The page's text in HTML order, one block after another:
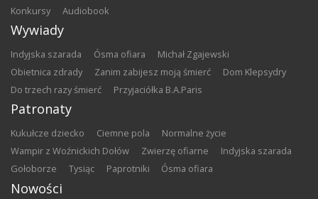
konkursy
audiobook
Wywiady
Indyjska szarada Ósma ofiara
Michał Zgajewski
Obietnica zdrady
Zanim zabijesz moją śmierć
Dom Klepsydry
Do trzech razy śmierć
Przyjaciółka B.A.Paris
Patronaty
Kukułcze dziecko Ciemne pola
Normalne życie
Wampir z Woźnickich Dołów
Zwierzę ofiarne
Indyjska szarada
Gołoborze
Tysiąc Paprotniki Ósma ofiara
Nowości